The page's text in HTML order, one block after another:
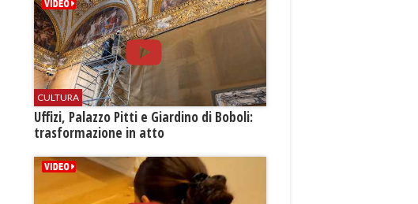
CULTURA
Uffizi, Palazzo Pitti e Giardino di Boboli:
trasformazione in atto